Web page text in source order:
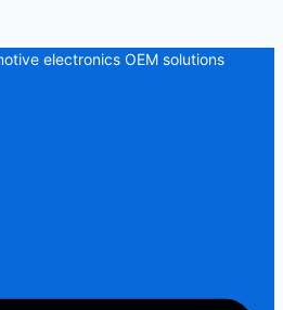
electronics OEM solutions